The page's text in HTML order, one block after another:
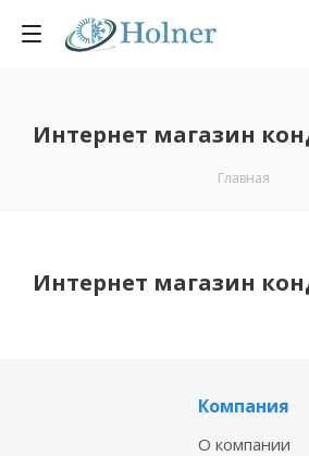
Интернет магазин
Главная
Интернет магазин
Компания
О компании